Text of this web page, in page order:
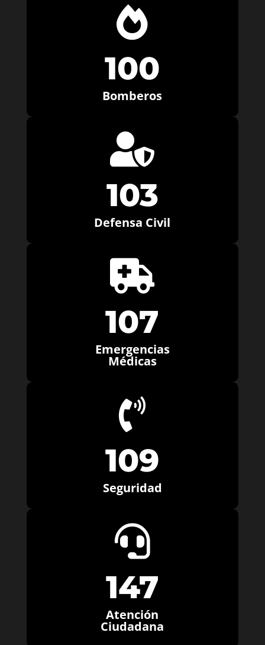

100
Bomberos

103
Defensa Civil

107
Emergencias
Médicas

109
Seguridad

147
Atención
Ciudadana